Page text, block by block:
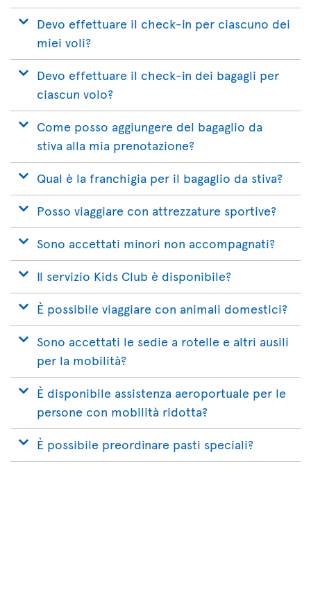
Devo effettuare il check-in per ciascuno dei
miei voli?
Devo effettuare il check-in dei bagagli per
ciascun volo?
Come posso aggiungere del bagaglio da
stiva alla mia prenotazione?
Qual è la franchigia per il bagaglio da stiva?
Posso viaggiare con attrezzature sportive?
Sono accettati minori non accompagnati?
Il servizio Kids Club è disponibile?
È possibile viaggiare con animali domestici?
Sono accettati le sedie a rotelle e altri ausili
per la mobilità?
È disponibile assistenza aeroportuale per le
persone con mobilità ridotta?
È possibile preordinare pasti speciali?